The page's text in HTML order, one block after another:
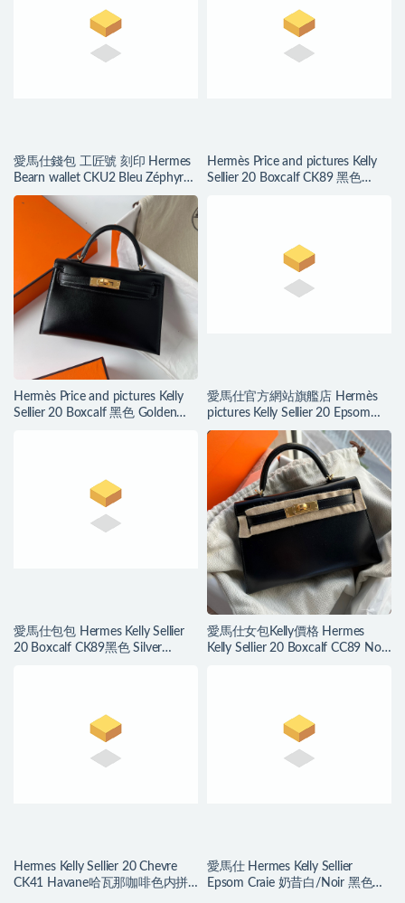
愛馬仕錢包 工匠號 刻印 Hermes
Bearn wallet CKU2 Bleu Zéphyr
微風藍 山羊皮
Hermès Price and pictures Kelly
Sellier 20 Boxcalf CK89 黑色
Hermès Price and pictures Kelly
Sellier 20 Boxcalf 黑色 Golden
愛馬仕官方網站旗艦店 Hermès
pictures Kelly Sellier 20 Epsom
Gris Meyer 積雨雲灰
愛馬仕包包 Hermes Kelly Sellier
20 Boxcalf CK89黑色 Silver
愛馬仕女包Kelly價格 Hermes
Kelly Sellier 20 Boxcalf CC89 Noir
Hermes Kelly Sellier 20 Chevre
CK41 Havane哈瓦那咖啡色内拼
愛馬仕 Hermes Kelly Sellier
Epsom Craie 奶昔白/Noir 黑色